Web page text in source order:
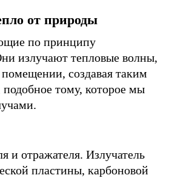
от природы
по принципу
излучают тепловые волны,
создавая таким
тому, которое мы
и отражателя. Излучатель
пластины, карбоновой